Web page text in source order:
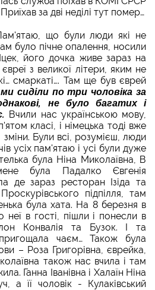
за дві неділі тут помер…
що були люди які не
було пічне опалення, носили
його дочка живе зараз на
з великої літери, яким не
смаркаті…. Там ще був єврей
сиділи по три чоловіка за
не було багатих і
Вчили нас українською мову,
класі, і німецька тоді вже
Були всі, розумієш, люди
усіх пам'ятаю і усі були дуже
була Ніна Миколаївна, В
була Падалко Євгенія
де зараз ресторан Ізіда та
підпілля, там
була хата. На 8 березня в
неї в гості, пішли і понесли в
Конвалія та Бузок. І та
чаєм… Також була
– Роза Григорівна, єврейка,
також нас вчила і там
Ганна Іванівна і Халаїн Ніна
а її чоловік - Кулаківський